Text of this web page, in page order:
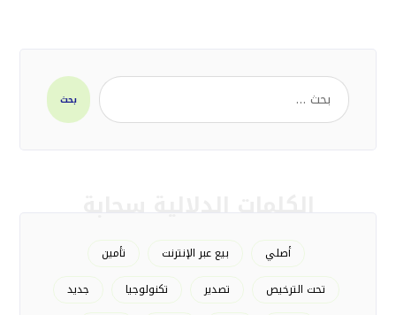
بحث
أصلي بيع عبر الإنترنت
تأمين
تحت الترخيص
تصدير تكنولوجيا
جديد